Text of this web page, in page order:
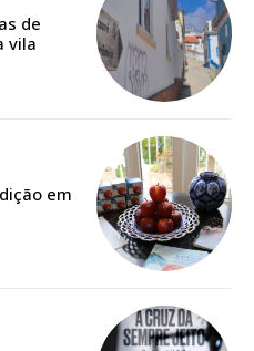
€
à Quinta-feira em sua
de
vila
em